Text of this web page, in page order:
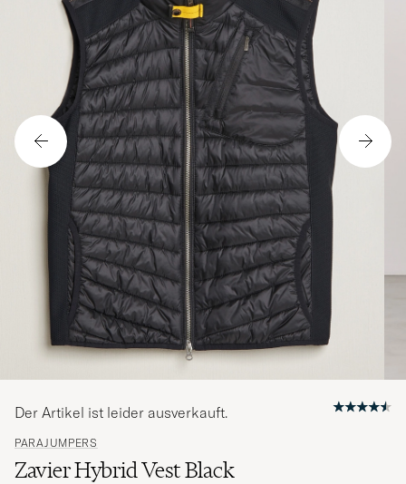
PARAJUMPERS
Zavier Hybrid Vest Black
Der Artikel ist leider ausverkauft.